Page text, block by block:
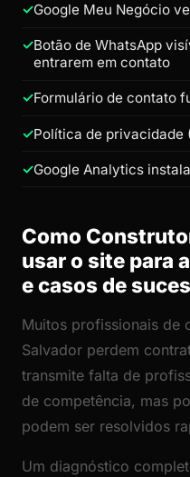
Google Meu Negócio
Botão de WhatsApp
entrarem em contato
Formulário de contato
Política de privacidade
Google Analytics
Como
usar o site para
e casos de
Muitos profissionais de
Salvador perdem
transmite falta de
de competência, mas
podem ser resolvidos
Um diagnóstico